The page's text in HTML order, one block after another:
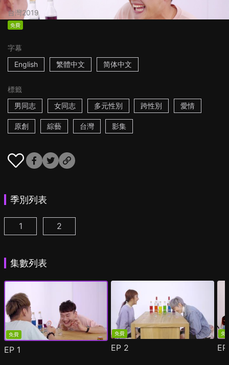
台灣2019
免費
字幕
English
繁體中文 简体中文
標籤
男同志
女同志 多元性別 跨性別 愛情
原創 綜藝 台灣 影集
季別列表
真心話大drunk夫 第1季第1集
1 真心話大drunk夫 第2季第1集
2
集數列表
免費
EP 1
免費
EP 2
免